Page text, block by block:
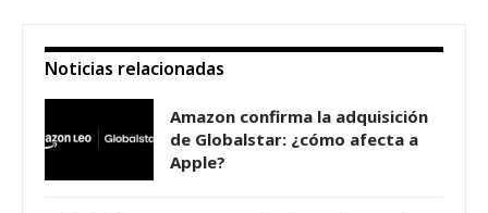
Noticias relacionadas
Amazon confirma la adquisición
de Globalstar: ¿cómo afecta a
Apple?